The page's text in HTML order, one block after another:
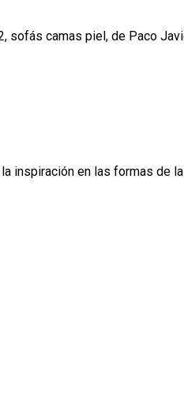
sofás camas piel, de Paco
en las formas de